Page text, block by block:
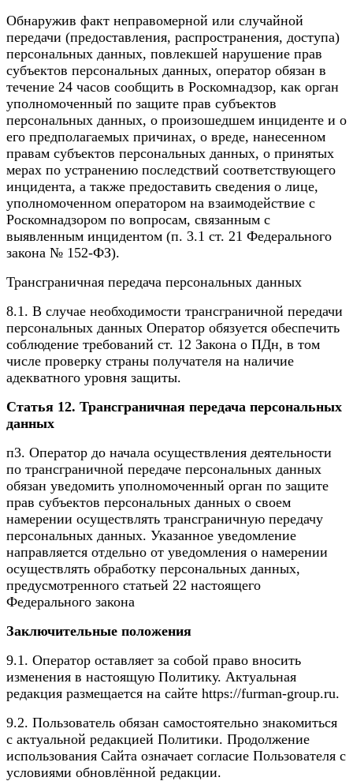
Обнаружив факт неправомерной или случайной
передачи (предоставления, распространения, доступа)
персональных данных, повлекшей нарушение прав
субъектов персональных данных, оператор обязан в
течение 24 часов сообщить в Роскомнадзор, как орган
уполномоченный по защите прав субъектов
персональных данных, о произошедшем инциденте и о
его предполагаемых причинах, о вреде, нанесенном
правам субъектов персональных данных, о принятых
мерах по устранению последствий соответствующего
инцидента, а также предоставить сведения о лице,
уполномоченном оператором на взаимодействие с
Роскомнадзором по вопросам, связанным с
выявленным инцидентом (п. 3.1 ст. 21 Федерального
закона № 152-ФЗ).
Трансграничная передача персональных данных
8.1. В случае необходимости трансграничной передачи
персональных данных Оператор обязуется обеспечить
соблюдение требований ст. 12 Закона о ПДн, в том
числе проверку страны получателя на наличие
адекватного уровня защиты.
Статья 12. Трансграничная передача персональных
данных
п3. Оператор до начала осуществления деятельности
по трансграничной передаче персональных данных
обязан уведомить уполномоченный орган по защите
прав субъектов персональных данных о своем
намерении осуществлять трансграничную передачу
персональных данных. Указанное уведомление
направляется отдельно от уведомления о намерении
осуществлять обработку персональных данных,
предусмотренного статьей 22 настоящего
Федерального закона
Заключительные положения
9.1. Оператор оставляет за собой право вносить
изменения в настоящую Политику. Актуальная
редакция размещается на сайте https://furman-group.ru.
9.2. Пользователь обязан самостоятельно знакомиться
с актуальной редакцией Политики. Продолжение
использования Сайта означает согласие Пользователя с
условиями обновлённой редакции.